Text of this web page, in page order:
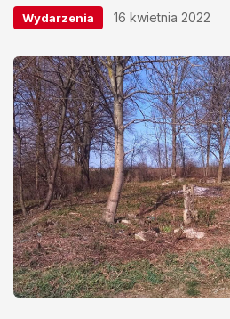
Wydarzenia 16 kwietnia 2022